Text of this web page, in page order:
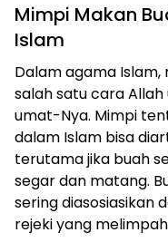
Mimpi Makan
Islam
Dalam agama
salah satu cara
umat-Nya. Mimpi
dalam Islam bisa
terutama jika buah
segar dan matang.
sering diasosiasikan
rejeki yang